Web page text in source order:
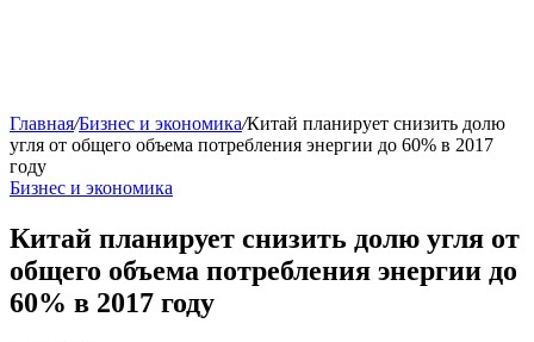
Главная/Бизнес и экономика/Китай планирует снизить долю
угля от общего объема потребления энергии до 60% в 2017
году
Бизнес и экономика
Китай планирует снизить долю угля от
общего объема потребления энергии до
60% в 2017 году